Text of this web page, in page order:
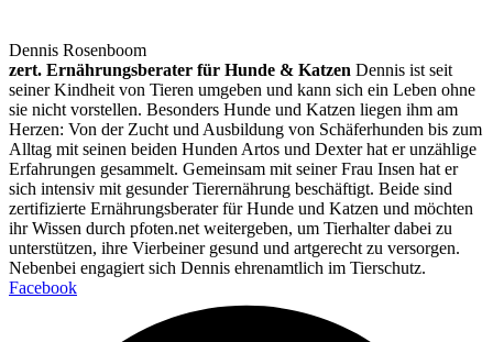
Dennis Rosenboom
zert. Ernährungsberater für Hunde & Katzen Dennis ist seit
seiner Kindheit von Tieren umgeben und kann sich ein Leben ohne
sie nicht vorstellen. Besonders Hunde und Katzen liegen ihm am
Herzen: Von der Zucht und Ausbildung von Schäferhunden bis zum
Alltag mit seinen beiden Hunden Artos und Dexter hat er unzählige
Erfahrungen gesammelt. Gemeinsam mit seiner Frau Insen hat er
sich intensiv mit gesunder Tierernährung beschäftigt. Beide sind
zertifizierte Ernährungsberater für Hunde und Katzen und möchten
ihr Wissen durch pfoten.net weitergeben, um Tierhalter dabei zu
unterstützen, ihre Vierbeiner gesund und artgerecht zu versorgen.
Nebenbei engagiert sich Dennis ehrenamtlich im Tierschutz.
Facebook